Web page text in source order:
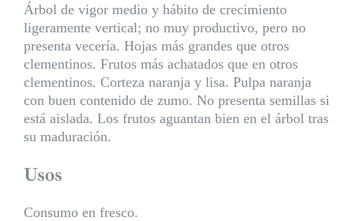
Árbol de vigor medio y hábito de crecimiento
ligeramente vertical; no muy productivo, pero no
presenta vecería. Hojas más grandes que otros
clementinos. Frutos más achatados que en otros
clementinos. Corteza naranja y lisa. Pulpa naranja
con buen contenido de zumo. No presenta semillas si
está aislada. Los frutos aguantan bien en el árbol tras
su maduración.
Usos
Consumo en fresco.